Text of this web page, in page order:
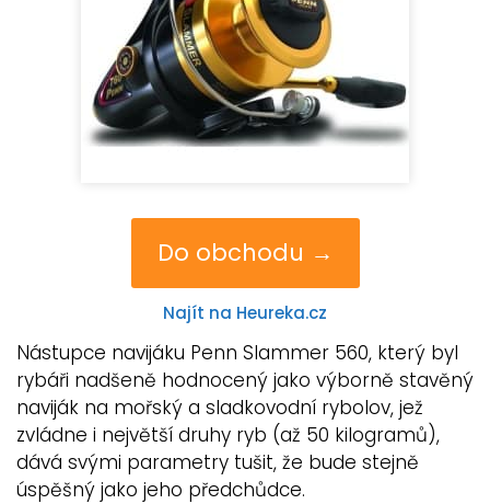
Do obchodu →
Najít na Heureka.cz
Nástupce navijáku Penn Slammer 560, který byl
rybáři nadšeně hodnocený jako výborně stavěný
naviják na mořský a sladkovodní rybolov, jež
zvládne i největší druhy ryb (až 50 kilogramů),
dává svými parametry tušit, že bude stejně
úspěšný jako jeho předchůdce.